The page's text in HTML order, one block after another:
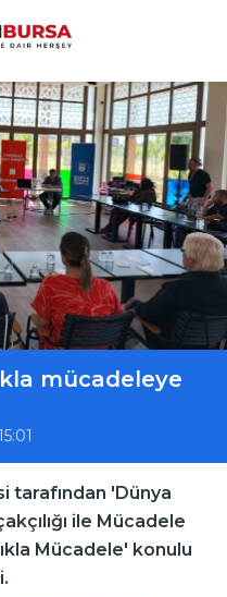
mücadeleye
tarafından 'Dünya
ile Mücadele
Mücadele' konulu